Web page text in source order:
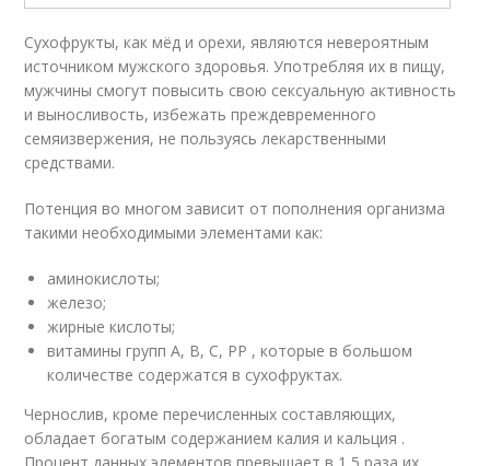
Сухофрукты, как мёд и орехи, являются невероятным
источником мужского здоровья. Употребляя их в пищу,
мужчины смогут повысить свою сексуальную активность
и выносливость, избежать преждевременного
семяизвержения, не пользуясь лекарственными
средствами.
Потенция во многом зависит от пополнения организма
такими необходимыми элементами как:
аминокислоты;
железо;
жирные кислоты;
витамины групп А, В, С, РР , которые в большом
количестве содержатся в сухофруктах.
Чернослив, кроме перечисленных составляющих,
обладает богатым содержанием калия и кальция .